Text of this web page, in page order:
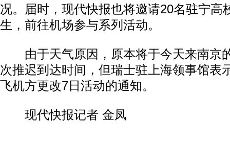
况。届时，现代快报也将邀请20名驻宁高
生，前往机场参与系列活动。
由于天气原因，原本将于今天来南京的
次推迟到达时间，但瑞士驻上海领事馆表
飞机方更改7日活动的通知。
现代快报记者 金凤